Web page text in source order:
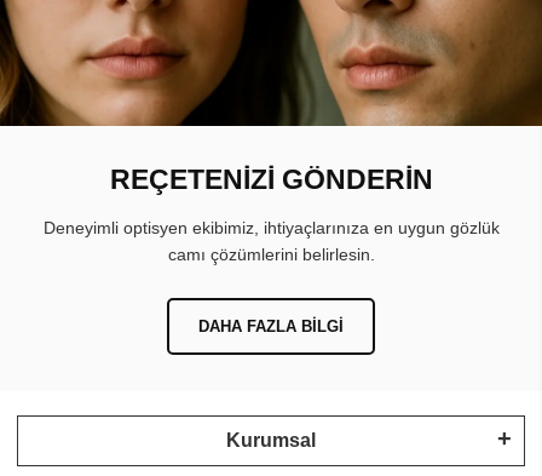
REÇETENİZİ GÖNDERİN
Deneyimli optisyen ekibimiz, ihtiyaçlarınıza en uygun gözlük
camı çözümlerini belirlesin.
DAHA FAZLA BILGI
Kurumsal